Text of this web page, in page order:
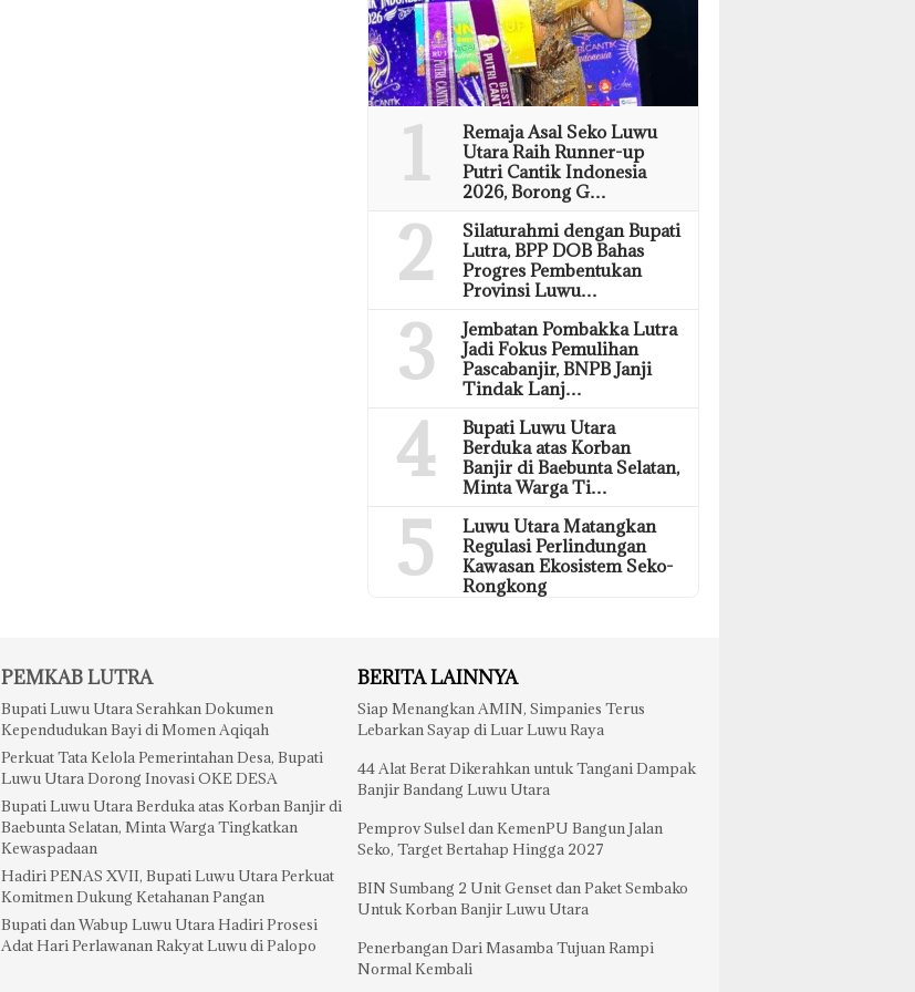
1
Remaja Asal Seko Luwu
Utara Raih Runner-up
Putri Cantik Indonesia
2026, Borong G…
2
Silaturahmi dengan Bupati
Lutra, BPP DOB Bahas
Progres Pembentukan
Provinsi Luwu…
3
Jembatan Pombakka Lutra
Jadi Fokus Pemulihan
Pascabanjir, BNPB Janji
Tindak Lanj…
4
Bupati Luwu Utara
Berduka atas Korban
Banjir di Baebunta Selatan,
Minta Warga Ti…
5
Luwu Utara Matangkan
Regulasi Perlindungan
Kawasan Ekosistem Seko-
Rongkong
PEMKAB LUTRA
Bupati Luwu Utara Serahkan Dokumen
Kependudukan Bayi di Momen Aqiqah
Perkuat Tata Kelola Pemerintahan Desa, Bupati
Luwu Utara Dorong Inovasi OKE DESA
Bupati Luwu Utara Berduka atas Korban Banjir di
Baebunta Selatan, Minta Warga Tingkatkan
Kewaspadaan
Hadiri PENAS XVII, Bupati Luwu Utara Perkuat
Komitmen Dukung Ketahanan Pangan
Bupati dan Wabup Luwu Utara Hadiri Prosesi
Adat Hari Perlawanan Rakyat Luwu di Palopo
BERITA LAINNYA
Siap Menangkan AMIN, Simpanies Terus
Lebarkan Sayap di Luar Luwu Raya
44 Alat Berat Dikerahkan untuk Tangani Dampak
Banjir Bandang Luwu Utara
Pemprov Sulsel dan KemenPU Bangun Jalan
Seko, Target Bertahap Hingga 2027
BIN Sumbang 2 Unit Genset dan Paket Sembako
Untuk Korban Banjir Luwu Utara
Penerbangan Dari Masamba Tujuan Rampi
Normal Kembali